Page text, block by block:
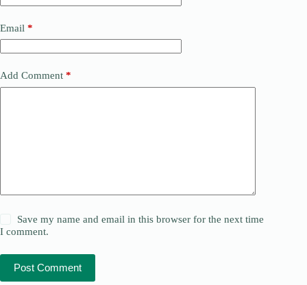
Email *
Add Comment *
Save my name and email in this browser for the next time
I comment.
Post Comment